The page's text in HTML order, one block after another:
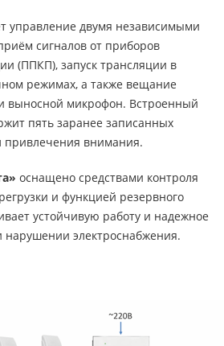
управление двумя независимыми
сигналов от приборов
(ППКП), запуск трансляции в
режимах, а также вещание
выносной микрофон. Встроенный
пять заранее записанных
привлечения внимания.
оснащено средствами контроля
и функцией резервного
устойчивую работу и надежное
электроснабжения.